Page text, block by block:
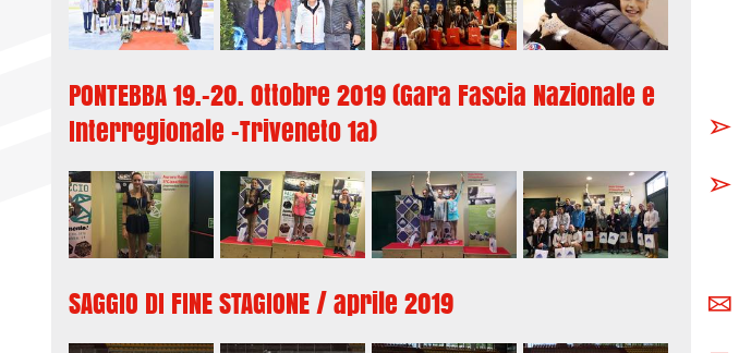
PONTEBBA 19.-20. Ottobre 2019 (Gara Fascia Nazionale e
Interregionale -Triveneto 1a)
SAGGIO DI FINE STAGIONE / aprile 2019